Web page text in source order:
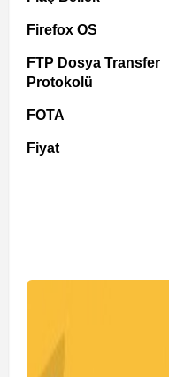
Firefox OS
FTP Dosya Transfer
Protokolü
FOTA
Fiyat